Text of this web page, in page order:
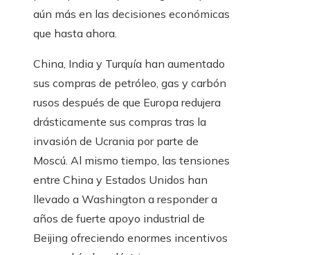
aún más en las decisiones económicas
que hasta ahora.
China, India y Turquía han aumentado
sus compras de petróleo, gas y carbón
rusos después de que Europa redujera
drásticamente sus compras tras la
invasión de Ucrania por parte de
Moscú. Al mismo tiempo, las tensiones
entre China y Estados Unidos han
llevado a Washington a responder a
años de fuerte apoyo industrial de
Beijing ofreciendo enormes incentivos